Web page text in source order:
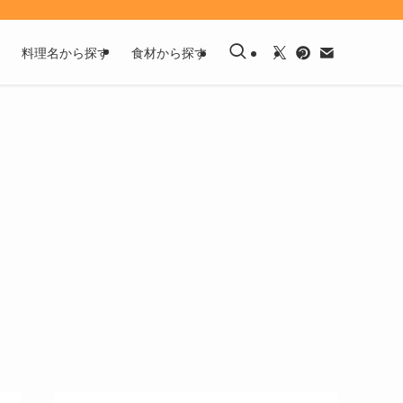
料理名から探す 食材から探す